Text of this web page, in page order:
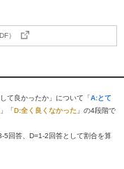
）
て良かったか」について「A:とて
」「D:全く良くなかった 」の4段階で
回答、D=1-2回答として割合を算